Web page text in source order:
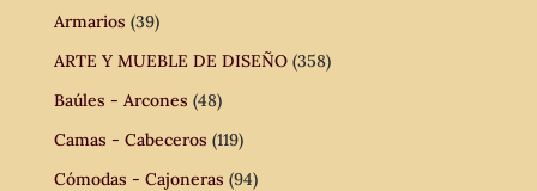
Armarios (39)
ARTE Y MUEBLE DE DISEÑO (358)
Baúles - Arcones (48)
Camas - Cabeceros (119)
Cómodas - Cajoneras (94)